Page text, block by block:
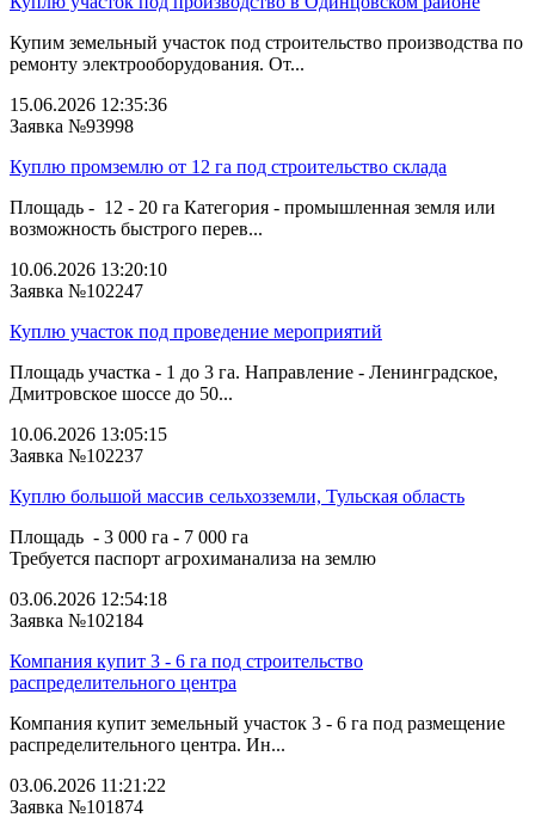
Купим земельный участок под строительство производства по
ремонту электрооборудования. От...
15.06.2026 12:35:36
Заявка №93998
Куплю промземлю от 12 га под строительство склада
Площадь - 12 - 20 га Категория - промышленная земля или
возможность быстрого перев...
10.06.2026 13:20:10
Заявка №102247
Куплю участок под проведение мероприятий
Площадь участка - 1 до 3 га. Направление - Ленинградское,
Дмитровское шоссе до 50...
10.06.2026 13:05:15
Заявка №102237
Куплю большой массив сельхозземли, Тульская область
Площадь - 3 000 га - 7 000 га
Требуется паспорт агрохиманализа на землю
03.06.2026 12:54:18
Заявка №102184
Компания купит 3 - 6 га под строительство
распределительного центра
Компания купит земельный участок 3 - 6 га под размещение
распределительного центра. Ин...
03.06.2026 11:21:22
Заявка №101874